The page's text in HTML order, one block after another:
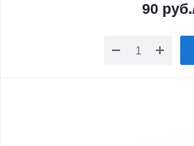
90 руб.